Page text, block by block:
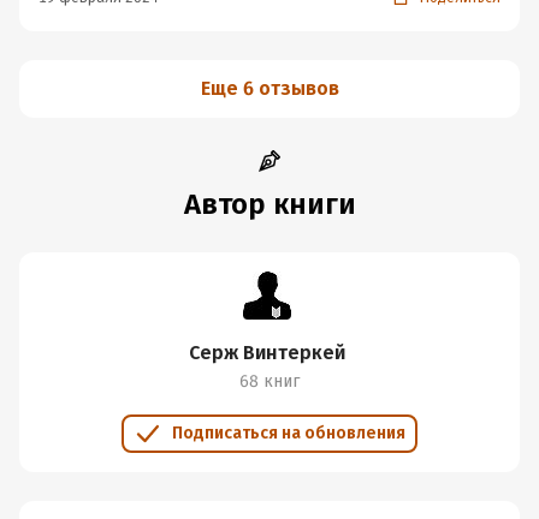
Еще 6 отзывов
Автор книги
Серж Винтеркей
68 книг
Подписаться на обновления